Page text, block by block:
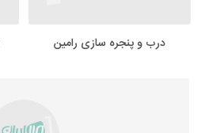
درب و پنجره سازی رامین